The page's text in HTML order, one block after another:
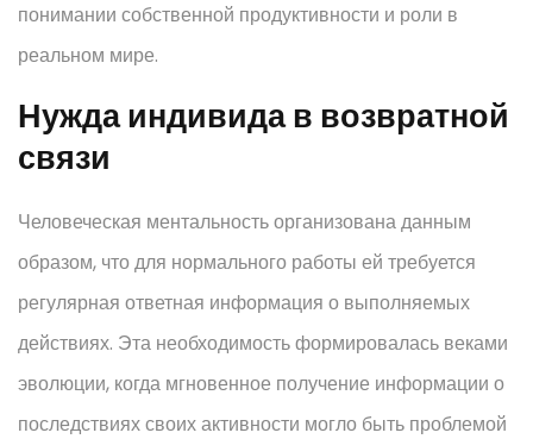
понимании собственной продуктивности и роли в
реальном мире.
Нужда индивида в возвратной
связи
Человеческая ментальность организована данным
образом, что для нормального работы ей требуется
регулярная ответная информация о выполняемых
действиях. Эта необходимость формировалась веками
эволюции, когда мгновенное получение информации о
последствиях своих активности могло быть проблемой